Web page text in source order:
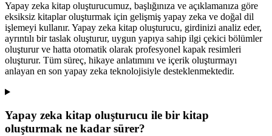
Yapay zeka kitap oluşturucumuz, başlığınıza ve açıklamanıza göre
eksiksiz kitaplar oluşturmak için gelişmiş yapay zeka ve doğal dil
işlemeyi kullanır. Yapay zeka kitap oluşturucu, girdinizi analiz eder,
ayrıntılı bir taslak oluşturur, uygun yapıya sahip ilgi çekici bölümler
oluşturur ve hatta otomatik olarak profesyonel kapak resimleri
oluşturur. Tüm süreç, hikaye anlatımını ve içerik oluşturmayı
anlayan en son yapay zeka teknolojisiyle desteklenmektedir.
Yapay zeka kitap oluşturucu ile bir kitap
oluşturmak ne kadar sürer?